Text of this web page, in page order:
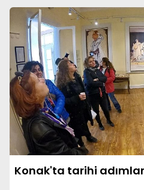
Konak'ta tarihi